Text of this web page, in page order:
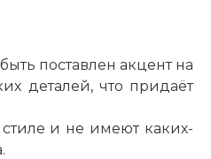
поставлен акцент на
деталей, что придаёт
и не имеют каких-